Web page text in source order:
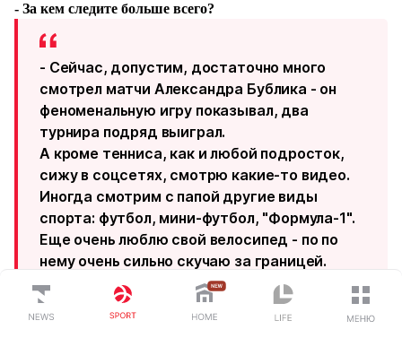
- За кем следите больше всего?
- Сейчас, допустим, достаточно много
смотрел матчи Александра Бублика - он
феноменальную игру показывал, два
турнира подряд выиграл.
А кроме тенниса, как и любой подросток,
сижу в соцсетях, смотрю какие-то видео.
Иногда смотрим с папой другие виды
спорта: футбол, мини-футбол, "Формула-1".
Еще очень люблю свой велосипед - по по
нему очень сильно скучаю за границей.
- У вас есть какая-то любимая футбольная команда?